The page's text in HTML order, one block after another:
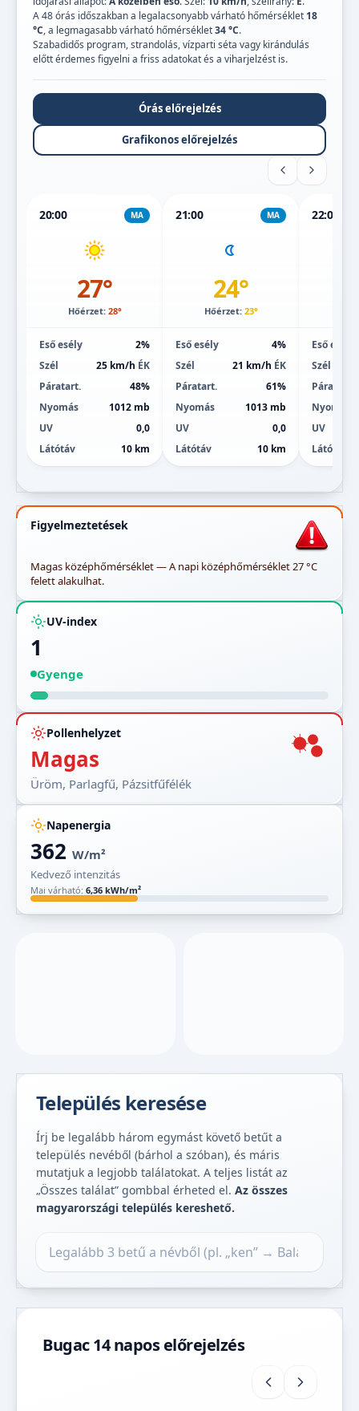
A 48 órás időszakban a legalacsonyabb várható hőmérséklet 18
°C, a legmagasabb várható hőmérséklet34 °C.
Szabadidős program, strandolás, vízparti séta vagy kirándulás
előtt érdemes figyelni a friss adatokat és a viharjelzést is.
Órás előrejelzés
Grafikonos előrejelzés
20:00 MA
27°
Hőérzet: 28°
Eső esély
2%
Szél
25 km/h ÉK
Páratart.
48%
Nyomás
1012 mb
UV
0,0
Látótáv
10 km
21:00 MA
24°
Hőérzet: 23°
Eső esély
4%
Szél
21 km/h ÉK
Páratart.
61%
Nyomás
1013 mb
UV
0,0
Látótáv
10 km
22:00
Eső esély
Szél
Páratart.
Nyomás
UV
Látótáv
Figyelmeztetések
Magas középhőmérséklet — A napi középhőmérséklet 27 °C
felett alakulhat.
UV-index
1
Gyenge
Pollenhelyzet
Magas
Üröm, Parlagfű, Pázsitfűfélék
Napenergia
362 W/m²
Kedvező intenzitás
Mai várható: 6,36 kWh/m²
Település keresése
Írj be legalább három egymást követő betűt a
település nevéből (bárhol a szóban), és máris
mutatjuk a legjobb találatokat. A teljes listát az
„Összes találat” gombbal érheted el. Az összes
magyarországi település kereshető.
Bugac 14 napos előrejelzés